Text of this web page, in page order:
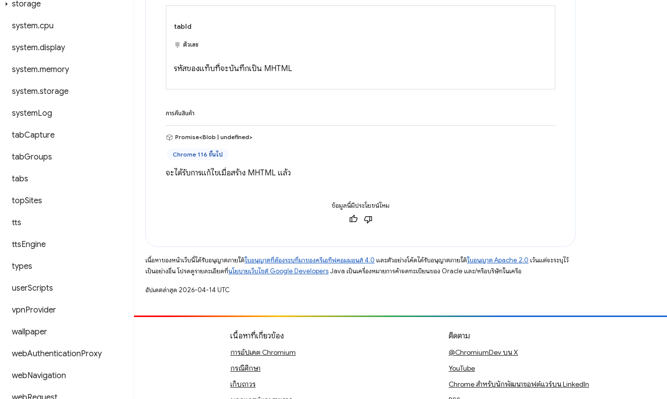
storage
system.cpu
system.display
system.memory
system.storage
systemLog
tabCapture
tabGroups
tabs
topSites
tts
ttsEngine
types
userScripts
vpnProvider
wallpaper
webAuthenticationProxy
webNavigation
tabId
ตัวเลข
รหัสของแท็บที่จะบันทึกเป็น MHTML
การคืนสินค้า
Promise<Blob | undefined>
Chrome 116 ขึ้นไป
จะได้รับการแก้ไขเมื่อสร้าง MHTML แล้ว
ข้อมูลนี้มีประโยชน์ไหม
เนื้อหาของหน้าเว็บนี้ได้รับอนุญาตภายใต้ใบอนุญาตที่ต้องระบุที่มาของครีเอทีฟคอมมอนส์ 4.0 และตัวอย่างโค้ดได้รับอนุญาตภายใต้ใบอนุญาต Apache 2.0 เว้นแต่จะระบุไว้
เป็นอย่างอื่น โปรดดูรายละเอียดที่นโยบายเว็บไซต์ Google DevelopersJava เป็นเครื่องหมายการค้าจดทะเบียนของ Oracle และ/หรือบริษัทในเครือ
อัปเดตล่าสุด 2026-04-14 UTC
มีส่วนร่วม
รายงานข้อบกพร่อง
เนื้อหาที่เกี่ยวข้อง
การอัปเดต Chromium
กรณีศึกษา
เก็บถาวร
ติดตาม
@ChromiumDev บน X
YouTube
Chrome สำหรับนักพัฒนาซอฟต์แวร์บน LinkedIn